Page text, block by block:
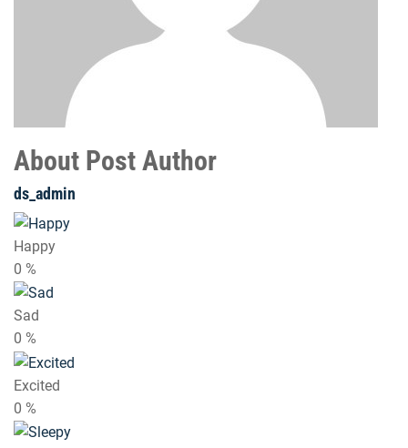
About Post Author
ds_admin
Happy
0 %
Sad
0 %
Excited
0 %